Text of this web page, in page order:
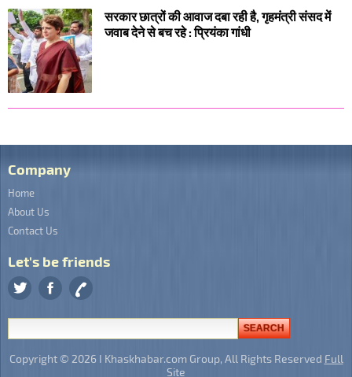
सरकार छात्रों की आवाज दबा रही है, गृहमंत्री संसद में
जवाब देने से बच रहे : प्रियंका गांधी
Company
Home
About Us
Contact Us
Let's be friends
Copyright © 2026 I Khaskhabar.com Group, All Rights Reserved Full
Site